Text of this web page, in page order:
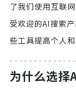
了我们使用互联
受欢迎的AI搜索
些工具提高个人和
为什么选择